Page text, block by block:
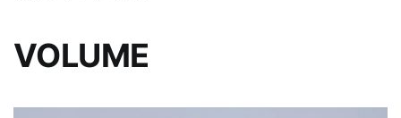
VOLUME